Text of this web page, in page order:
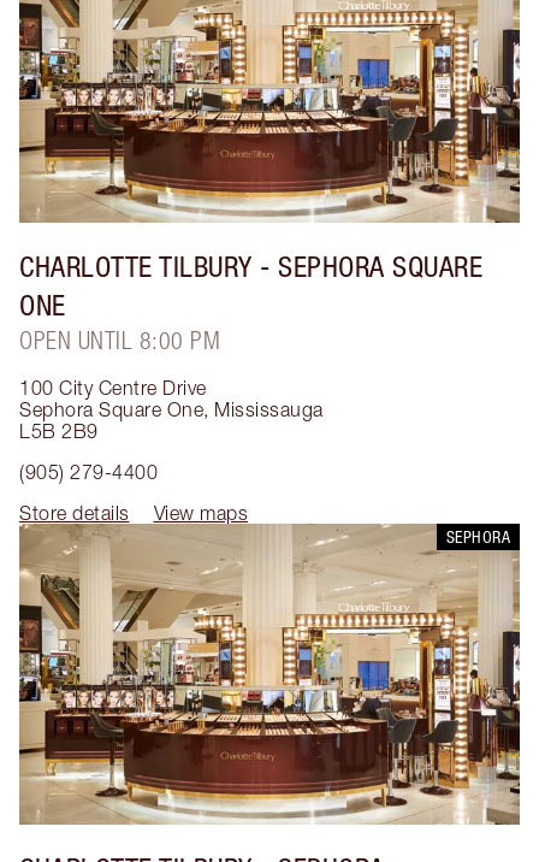
CHARLOTTE TILBURY - SEPHORA SQUARE
ONE
OPEN UNTIL 8:00 PM
100 City Centre Drive
Sephora Square One, Mississauga
L5B 2B9
(905) 279-4400
Store details
View maps
SEPHORA